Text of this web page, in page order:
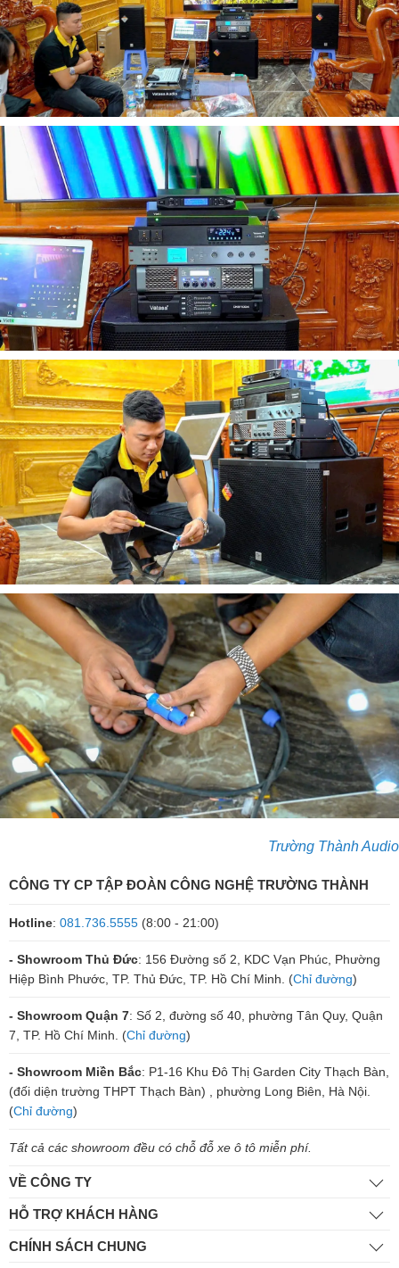
Trường Thành Audio
CÔNG TY CP TẬP ĐOÀN CÔNG NGHỆ TRƯỜNG THÀNH
Hotline: 081.736.5555 (8:00 - 21:00)
- Showroom Thủ Đức: 156 Đường số 2, KDC Vạn Phúc, Phường
Hiệp Bình Phước, TP. Thủ Đức, TP. Hồ Chí Minh. (Chỉ đường)
- Showroom Quận 7: Số 2, đường số 40, phường Tân Quy, Quận
7, TP. Hồ Chí Minh. (Chỉ đường)
- Showroom Miền Bắc: P1-16 Khu Đô Thị Garden City Thạch Bàn,
(đối diện trường THPT Thạch Bàn) , phường Long Biên, Hà Nội.
(Chỉ đường)
Tất cả các showroom đều có chỗ đỗ xe ô tô miễn phí.
VỀ CÔNG TY
HỖ TRỢ KHÁCH HÀNG
CHÍNH SÁCH CHUNG